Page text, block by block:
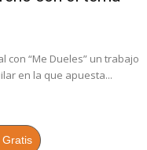
con “Me Dueles” un trabajo
en la que apuesta...